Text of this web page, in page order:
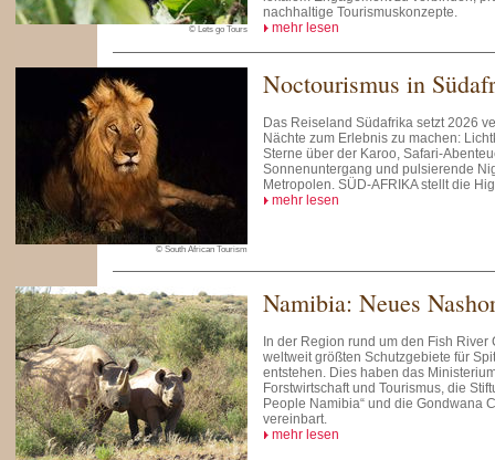
© Lets go Tours
nachhaltige Tourismuskonzepte.
mehr lesen
© South African Tourism
Noctourismus in
Das Reiseland Südafrika setzt 2026
Nächte zum Erlebnis zu machen:
Sterne über der Karoo, Safari-
Sonnenuntergang und pulsierende
Metropolen. SÜD-AFRIKA stellt die
mehr lesen
Namibia: Neues
In der Region rund um den Fish
weltweit größten Schutzgebiete für
entstehen. Dies haben das
Forstwirtschaft und Tourismus, die
People Namibia“ und die Gondwana
vereinbart.
mehr lesen